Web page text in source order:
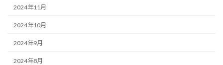
2024年11月
2024年10月
2024年9月
2024年8月